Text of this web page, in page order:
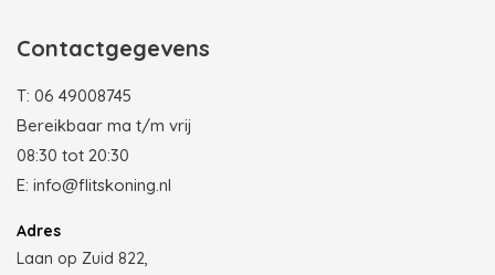
Contactgegevens
T: 06 49008745
Bereikbaar ma t/m vrij
08:30 tot 20:30
E: info@flitskoning.nl
Adres
Laan op Zuid 822,